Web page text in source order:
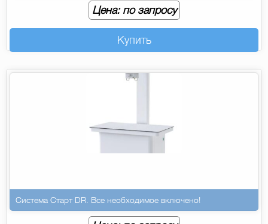
Цена: по запросу
Купить
Система Старт DR. Все необходимое включено!